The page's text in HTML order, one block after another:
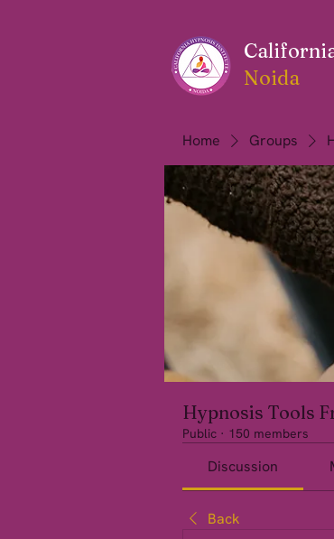
Noida
Home Groups
Hypnosis Tools
Public · 150 members
Discussion
Back